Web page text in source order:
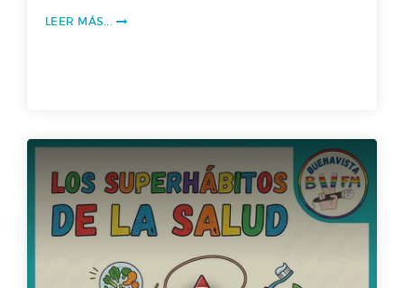
unas semillas muy especiales de las que crece a una
LEER MÁS...